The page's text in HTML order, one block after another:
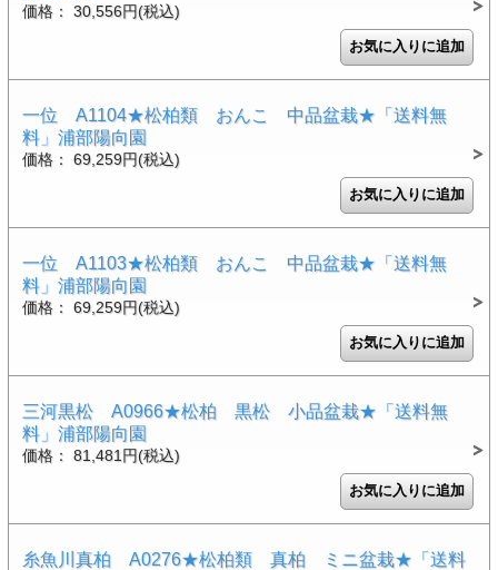
価格： 30,556円(税込)
一位 A1104★松柏類 おんこ 中品盆栽★「送料無
料」浦部陽向園
価格： 69,259円(税込)
一位 A1103★松柏類 おんこ 中品盆栽★「送料無
料」浦部陽向園
価格： 69,259円(税込)
三河黒松 A0966★松柏 黒松 小品盆栽★「送料無
料」浦部陽向園
価格： 81,481円(税込)
糸魚川真柏 A0276★松柏類 真柏 ミニ盆栽★「送料